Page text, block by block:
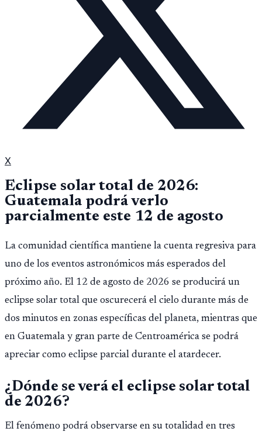
X
Eclipse solar total de 2026:
Guatemala podrá verlo
parcialmente este 12 de agosto
La comunidad científica mantiene la cuenta regresiva para
uno de los eventos astronómicos más esperados del
próximo año. El 12 de agosto de 2026 se producirá un
eclipse solar total que oscurecerá el cielo durante más de
dos minutos en zonas específicas del planeta, mientras que
en Guatemala y gran parte de Centroamérica se podrá
apreciar como eclipse parcial durante el atardecer.
¿Dónde se verá el eclipse solar total
de 2026?
El fenómeno podrá observarse en su totalidad en tres